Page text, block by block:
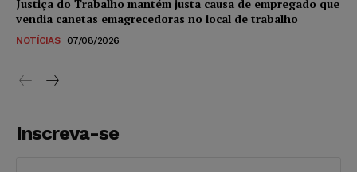
Justiça do Trabalho mantém justa causa de empregado que
vendia canetas emagrecedoras no local de trabalho
NOTÍCIAS 07/08/2026
Inscreva-se